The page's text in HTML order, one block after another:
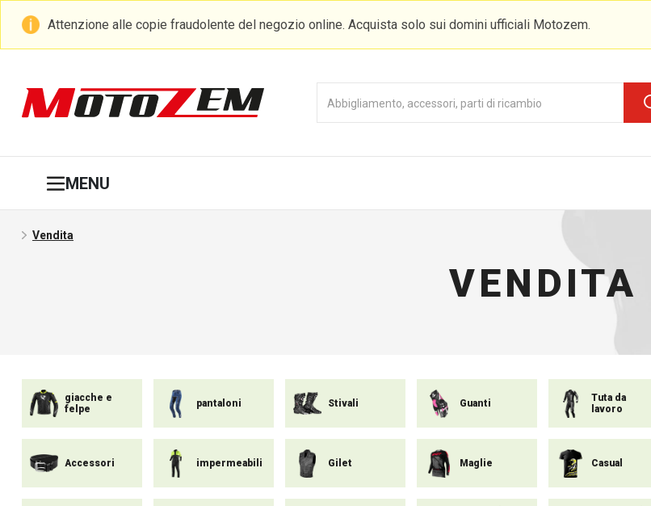
Attenzione alle copie fraudolente del negozio online. Acquista solo sui domini ufficiali Motozem.
MENU
Vendita
VENDITA
giacche e
felpe
pantaloni Stivali Guanti
Tuta da
lavoro
Accessori impermeabili Gilet Maglie Casual